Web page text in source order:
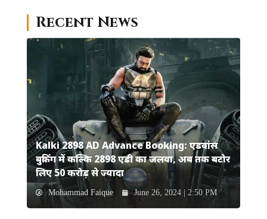
Recent News
Kalki 2898 AD Advance Booking: एडवांस
बुकिंग में कल्कि 2898 एडी का जलवा, अब तक बटोर
लिए 50 करोड़ से ज्यादा
Mohammad Faique June 26, 2024 | 2:50 PM